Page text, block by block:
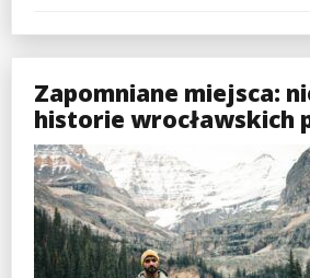
Zapomniane miejsca:
historie wrocławskich